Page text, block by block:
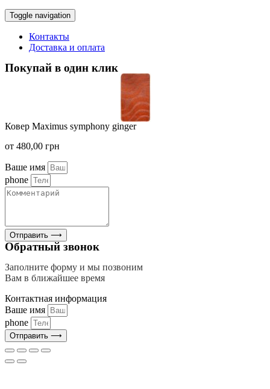
Toggle navigation
Контакты
Доставка и оплата
Покупай в один клик
Ковер Maximus symphony ginger
от 480,00 грн
Ваше имя
phone
Отправить ⟶
Обратный звонок
Заполните форму и мы позвоним
Вам в ближайшее время
Контактная информация
Ваше имя
phone
Отправить ⟶